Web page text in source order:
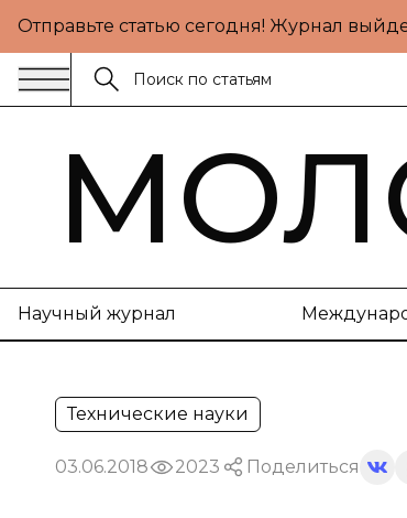
Отправьте статью сегодня! Журнал
Научный журнал
Технические науки
03.06.2018 2023 Поделиться